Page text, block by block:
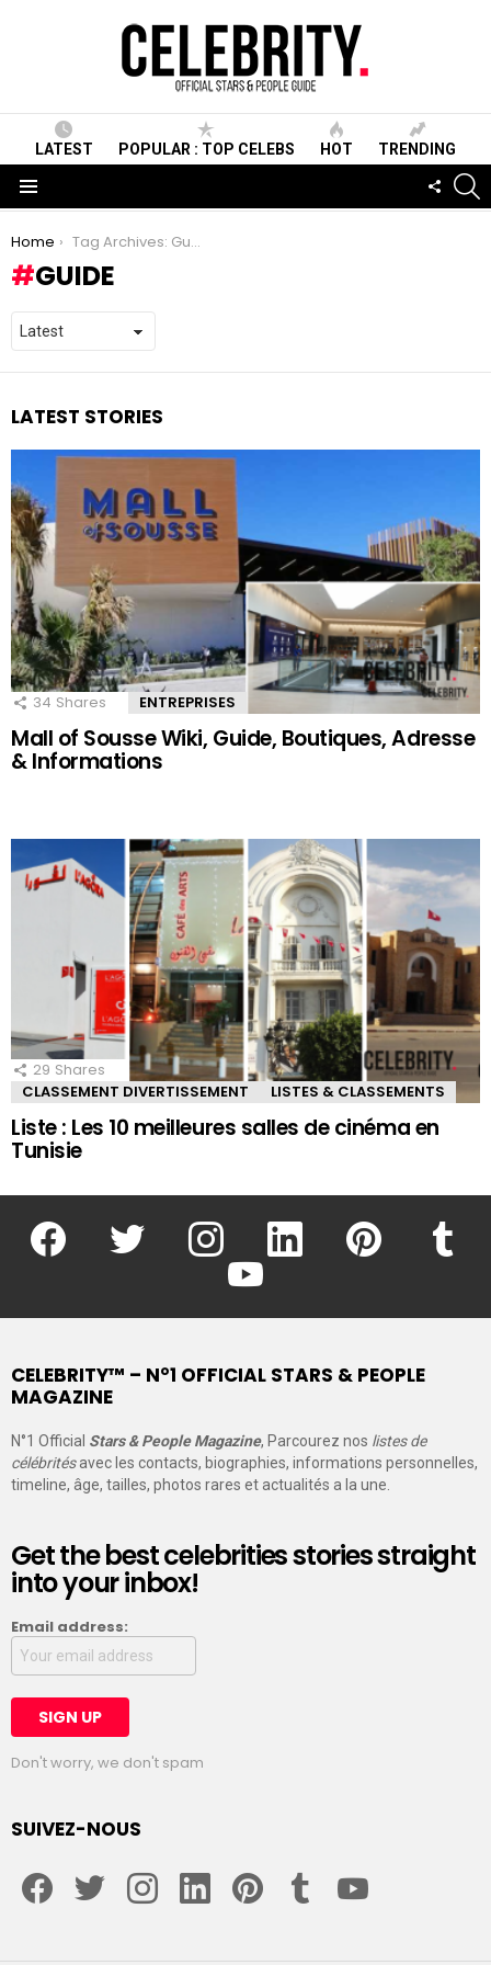
LATEST POPULAR : TOP CELEBS HOT TRENDING
You are here:
Home Tag Archives: Guide
GUIDE
LATEST STORIES
34 Shares ENTREPRISES
Mall of Sousse Wiki, Guide, Boutiques, Adresse
& Informations
29 Shares
CLASSEMENT DIVERTISSEMENT
LISTES & CLASSEMENTS
Liste : Les 10 meilleures salles de cinéma en
Tunisie
facebook twitter instagram linkedin pinterest
youtube
CELEBRITY™ – N°1 OFFICIAL STARS & PEOPLE
MAGAZINE
N°1 Official Stars & People Magazine, Parcourez nos listes de
célébritésavec les contacts, biographies, informations personnelles,
timeline, âge, tailles, photos rares et actualités a la une.
Get the best celebrities stories straight
into your inbox!
Email address:
Don't worry, we don't spam
SUIVEZ-NOUS